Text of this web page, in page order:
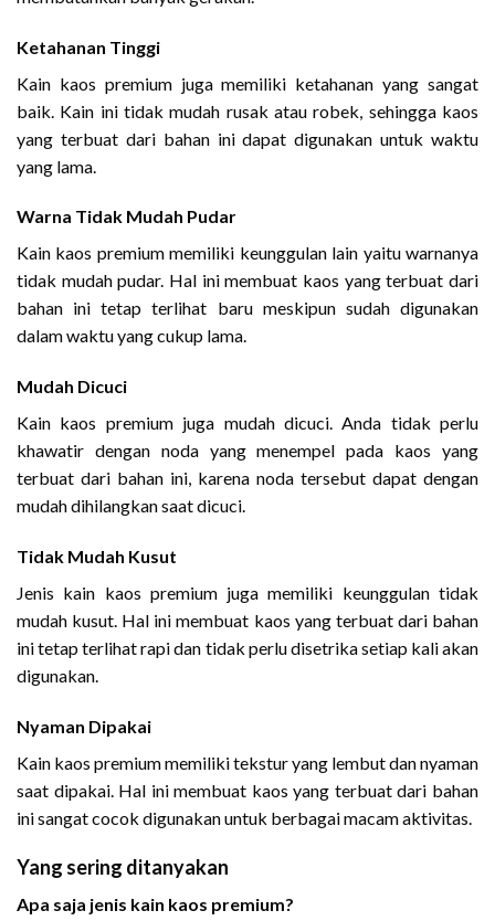
Ketahanan Tinggi
Kain kaos premium juga memiliki ketahanan yang sangat
baik. Kain ini tidak mudah rusak atau robek, sehingga kaos
yang terbuat dari bahan ini dapat digunakan untuk waktu
yang lama.
Warna Tidak Mudah Pudar
Kain kaos premium memiliki keunggulan lain yaitu warnanya
tidak mudah pudar. Hal ini membuat kaos yang terbuat dari
bahan ini tetap terlihat baru meskipun sudah digunakan
dalam waktu yang cukup lama.
Mudah Dicuci
Kain kaos premium juga mudah dicuci. Anda tidak perlu
khawatir dengan noda yang menempel pada kaos yang
terbuat dari bahan ini, karena noda tersebut dapat dengan
mudah dihilangkan saat dicuci.
Tidak Mudah Kusut
Jenis kain kaos premium juga memiliki keunggulan tidak
mudah kusut. Hal ini membuat kaos yang terbuat dari bahan
ini tetap terlihat rapi dan tidak perlu disetrika setiap kali akan
digunakan.
Nyaman Dipakai
Kain kaos premium memiliki tekstur yang lembut dan nyaman
saat dipakai. Hal ini membuat kaos yang terbuat dari bahan
ini sangat cocok digunakan untuk berbagai macam aktivitas.
Yang sering ditanyakan
Apa saja jenis kain kaos premium?